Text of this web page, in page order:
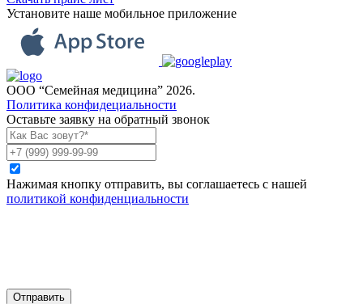
Установите наше мобильное приложение
ООО “Семейная медицина” 2026.
Политика конфидециальности
Оставьте заявку на обратный звонок
Нажимая кнопку отправить, вы соглашаетесь с нашей
политикой конфиденциальности
Отправить